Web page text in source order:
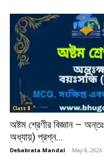
Class 8
অষ্টম শ্রেণীর বিজ্ঞান –
অধ্যায়) প্রশ্ন...
Debabrata Mandal - May 8, 2026